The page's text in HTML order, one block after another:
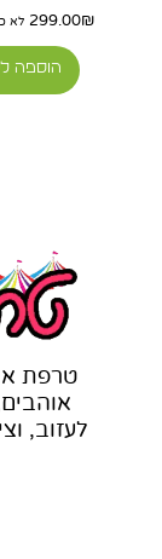
299.00₪ לא
הוספה
טרפת
לעזוב,